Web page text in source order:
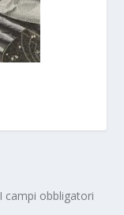
I campi obbligatori